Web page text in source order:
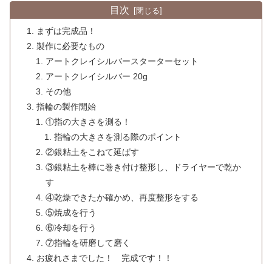
目次
まずは完成品！
製作に必要なもの
アートクレイシルバースターターセット
アートクレイシルバー 20g
その他
指輪の製作開始
①指の大きさを測る！
指輪の大きさを測る際のポイント
②銀粘土をこねて延ばす
③銀粘土を棒に巻き付け整形し、ドライヤーで乾か
す
④乾燥できたか確かめ、再度整形をする
⑤焼成を行う
⑥冷却を行う
⑦指輪を研磨して磨く
お疲れさまでした！ 完成です！！